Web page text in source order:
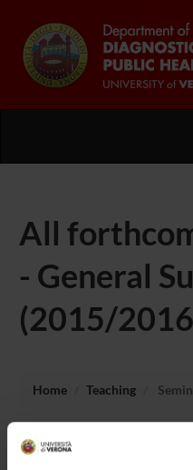
All
- General
(2015/
Home Teaching
No recent seminar found